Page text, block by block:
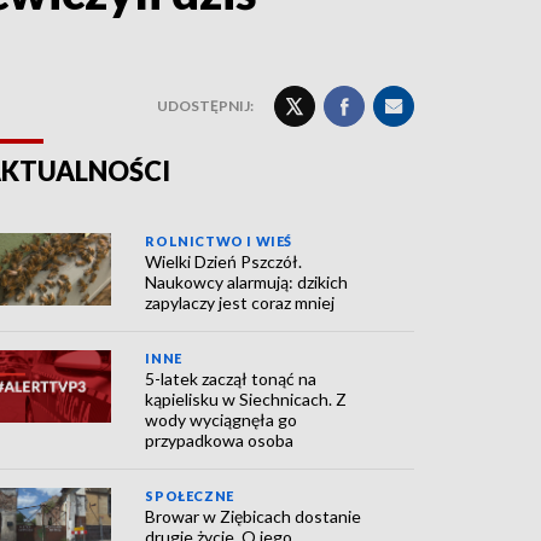
UDOSTĘPNIJ:
ROLNICTWO I WIEŚ
Wielki Dzień Pszczół.
Naukowcy alarmują: dzikich
zapylaczy jest coraz mniej
INNE
5-latek zaczął tonąć na
kąpielisku w Siechnicach. Z
wody wyciągnęła go
przypadkowa osoba
SPOŁECZNE
Browar w Ziębicach dostanie
drugie życie. O jego